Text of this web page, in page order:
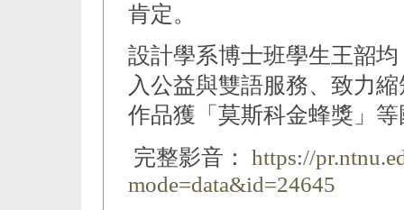
肯定。
設計學系博士班學生王韶
入公益與雙語服務、致力
作品獲「莫斯科金蜂獎」
完整影音：
https://
mode=data&id=24645